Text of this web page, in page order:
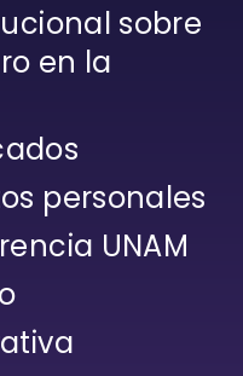
sobre
en la
personales
UNAM